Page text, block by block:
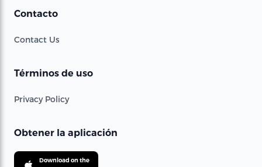
Contacto
Contact Us
Términos de uso
Privacy Policy
Obtener la aplicación
Download on the